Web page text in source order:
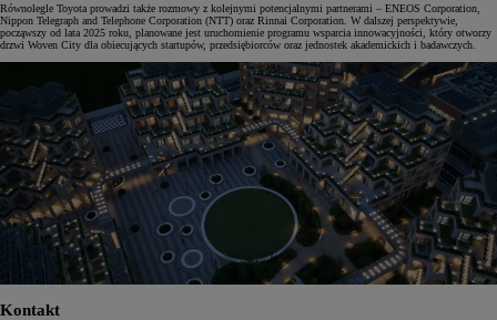
Równolegle Toyota prowadzi także rozmowy z kolejnymi potencjalnymi partnerami – ENEOS Corporation,
Nippon Telegraph and Telephone Corporation (NTT) oraz Rinnai Corporation. W dalszej perspektywie,
począwszy od lata 2025 roku, planowane jest uruchomienie programu wsparcia innowacyjności, który otworzy
drzwi Woven City dla obiecujących startupów, przedsiębiorców oraz jednostek akademickich i badawczych.
Kontakt